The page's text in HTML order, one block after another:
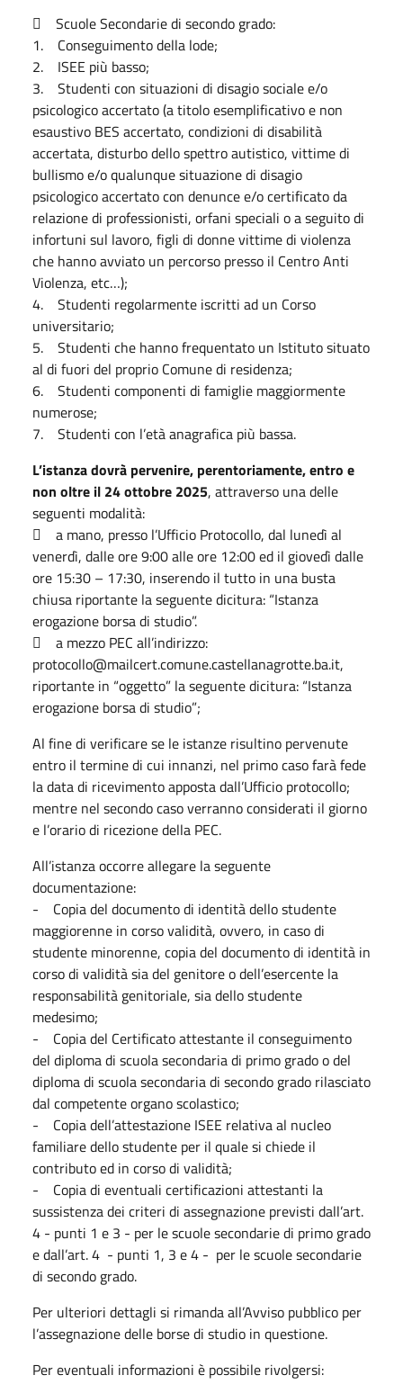
 Scuole Secondarie di secondo grado:
1. Conseguimento della lode;
2. ISEE più basso;
3. Studenti con situazioni di disagio sociale e/o
psicologico accertato (a titolo esemplificativo e non
esaustivo BES accertato, condizioni di disabilità
accertata, disturbo dello spettro autistico, vittime di
bullismo e/o qualunque situazione di disagio
psicologico accertato con denunce e/o certificato da
relazione di professionisti, orfani speciali o a seguito di
infortuni sul lavoro, figli di donne vittime di violenza
che hanno avviato un percorso presso il Centro Anti
Violenza, etc…);
4. Studenti regolarmente iscritti ad un Corso
universitario;
5. Studenti che hanno frequentato un Istituto situato
al di fuori del proprio Comune di residenza;
6. Studenti componenti di famiglie maggiormente
numerose;
7. Studenti con l’età anagrafica più bassa.
L’istanza dovrà pervenire, perentoriamente, entro e
non oltre il 24 ottobre 2025, attraverso una delle
seguenti modalità:
 a mano, presso l’Ufficio Protocollo, dal lunedì al
venerdì, dalle ore 9:00 alle ore 12:00 ed il giovedì dalle
ore 15:30 – 17:30, inserendo il tutto in una busta
chiusa riportante la seguente dicitura: “Istanza
erogazione borsa di studio”.
 a mezzo PEC all’indirizzo:
protocollo@mailcert.comune.castellanagrotte.ba.it,
riportante in “oggetto” la seguente dicitura: “Istanza
erogazione borsa di studio”;
Al fine di verificare se le istanze risultino pervenute
entro il termine di cui innanzi, nel primo caso farà fede
la data di ricevimento apposta dall’Ufficio protocollo;
mentre nel secondo caso verranno considerati il giorno
e l’orario di ricezione della PEC.
All’istanza occorre allegare la seguente
documentazione:
- Copia del documento di identità dello studente
maggiorenne in corso validità, ovvero, in caso di
studente minorenne, copia del documento di identità in
corso di validità sia del genitore o dell’esercente la
responsabilità genitoriale, sia dello studente
medesimo;
- Copia del Certificato attestante il conseguimento
del diploma di scuola secondaria di primo grado o del
diploma di scuola secondaria di secondo grado rilasciato
dal competente organo scolastico;
- Copia dell’attestazione ISEE relativa al nucleo
familiare dello studente per il quale si chiede il
contributo ed in corso di validità;
- Copia di eventuali certificazioni attestanti la
sussistenza dei criteri di assegnazione previsti dall’art.
4 - punti 1 e 3 - per le scuole secondarie di primo grado
e dall’art. 4 - punti 1, 3 e 4 - per le scuole secondarie
di secondo grado.
Per ulteriori dettagli si rimanda all’Avviso pubblico per
l’assegnazione delle borse di studio in questione.
Per eventuali informazioni è possibile rivolgersi: